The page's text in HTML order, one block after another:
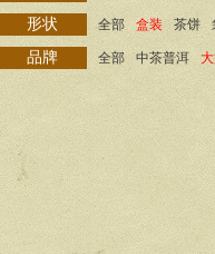
形状 全部 盒装 茶饼
品牌 全部 中茶普洱